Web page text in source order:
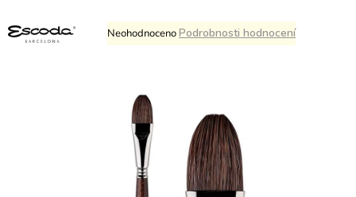
Průměrné
hodnocení
hvězdiček.
NeohodnocenoPodrobnosti hodnocení